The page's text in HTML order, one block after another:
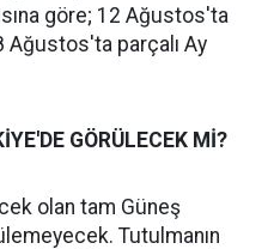
göre; 12 Ağustos'ta
Ağustos'ta parçalı Ay
GÖRÜLECEK Mİ?
olan tam Güneş
Tutulmanın